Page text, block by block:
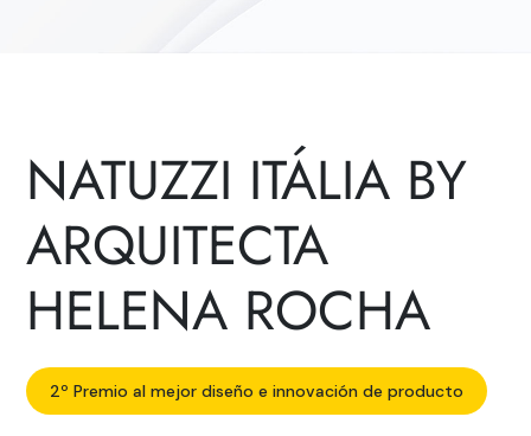
NATUZZI ITÁLIA BY
ARQUITECTA
HELENA ROCHA
2º Premio al mejor diseño e innovación de producto